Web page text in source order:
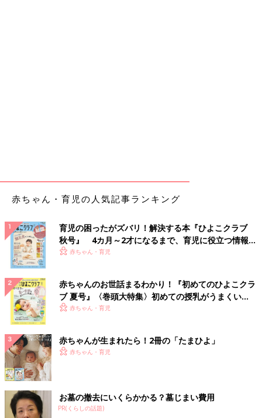
赤ちゃん・育児の人気記事ランキング
育児の困ったがズバリ！解決する本『ひよこクラブ
秋号』 4カ月～2才になるまで、育児に役立つ情報が
いっぱい！
赤ちゃん・育児
赤ちゃんのお世話まるわかり！『初めてのひよこクラ
ブ 夏号』〈巻頭大特集〉初めての授乳がうまくい
く！ おっぱい・ミルクの基本と夏のトラブル 解決テ
赤ちゃん・育児
赤ちゃんが生まれたら！2冊の「たまひよ」
赤ちゃん・育児
お墓の撤去にいくらかかる？墓じまい費用
PR(くらしの話題)